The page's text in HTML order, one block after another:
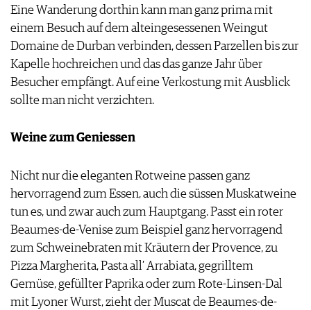
Eine Wanderung dorthin kann man ganz prima mit
einem Besuch auf dem alteingesessenen Weingut
Domaine de Durban verbinden, dessen Parzellen bis zur
Kapelle hochreichen und das das ganze Jahr über
Besucher empfängt. Auf eine Verkostung mit Ausblick
sollte man nicht verzichten.
Weine zum Geniessen
Nicht nur die eleganten Rotweine passen ganz
hervorragend zum Essen, auch die süssen Muskatweine
tun es, und zwar auch zum Hauptgang. Passt ein roter
Beaumes-de-Venise zum Beispiel ganz hervorragend
zum Schweinebraten mit Kräutern der Provence, zu
Pizza Margherita, Pasta all’ Arrabiata, gegrilltem
Gemüse, gefüllter Paprika oder zum Rote-Linsen-Dal
mit Lyoner Wurst, zieht der Muscat de Beaumes-de-